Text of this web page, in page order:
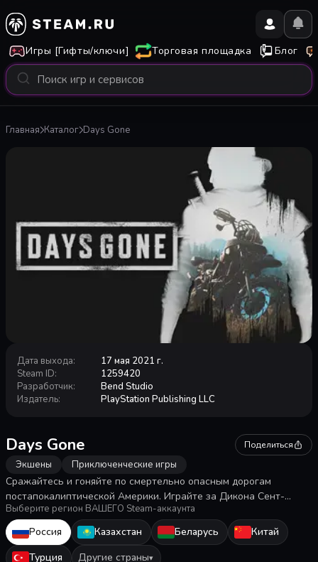
Игры [Гифты/ключи] Торговая площадка Блог
Главная Каталог Days Gone
Дата выхода:
17 мая 2021 г.
Steam ID:
1259420
Разработчик:
Bend Studio
Издатель: PlayStation Publishing LLC
Days Gone Поделиться
Экшены Приключенческие игры
Сражайтесь и гоняйте по смертельно опасным дорогам
постапокалиптической Америки. Играйте за Дикона Сент-
Джона, номада и охотника за наградами, кочующего по
разбитым дорогам в поисках смысла жизни в этом
приключенческом боевике с открытым миром.
Выберите регион ВАШЕГО Steam-аккаунта
Россия Казахстан Беларусь
Китай
Турция
Другие страны▾